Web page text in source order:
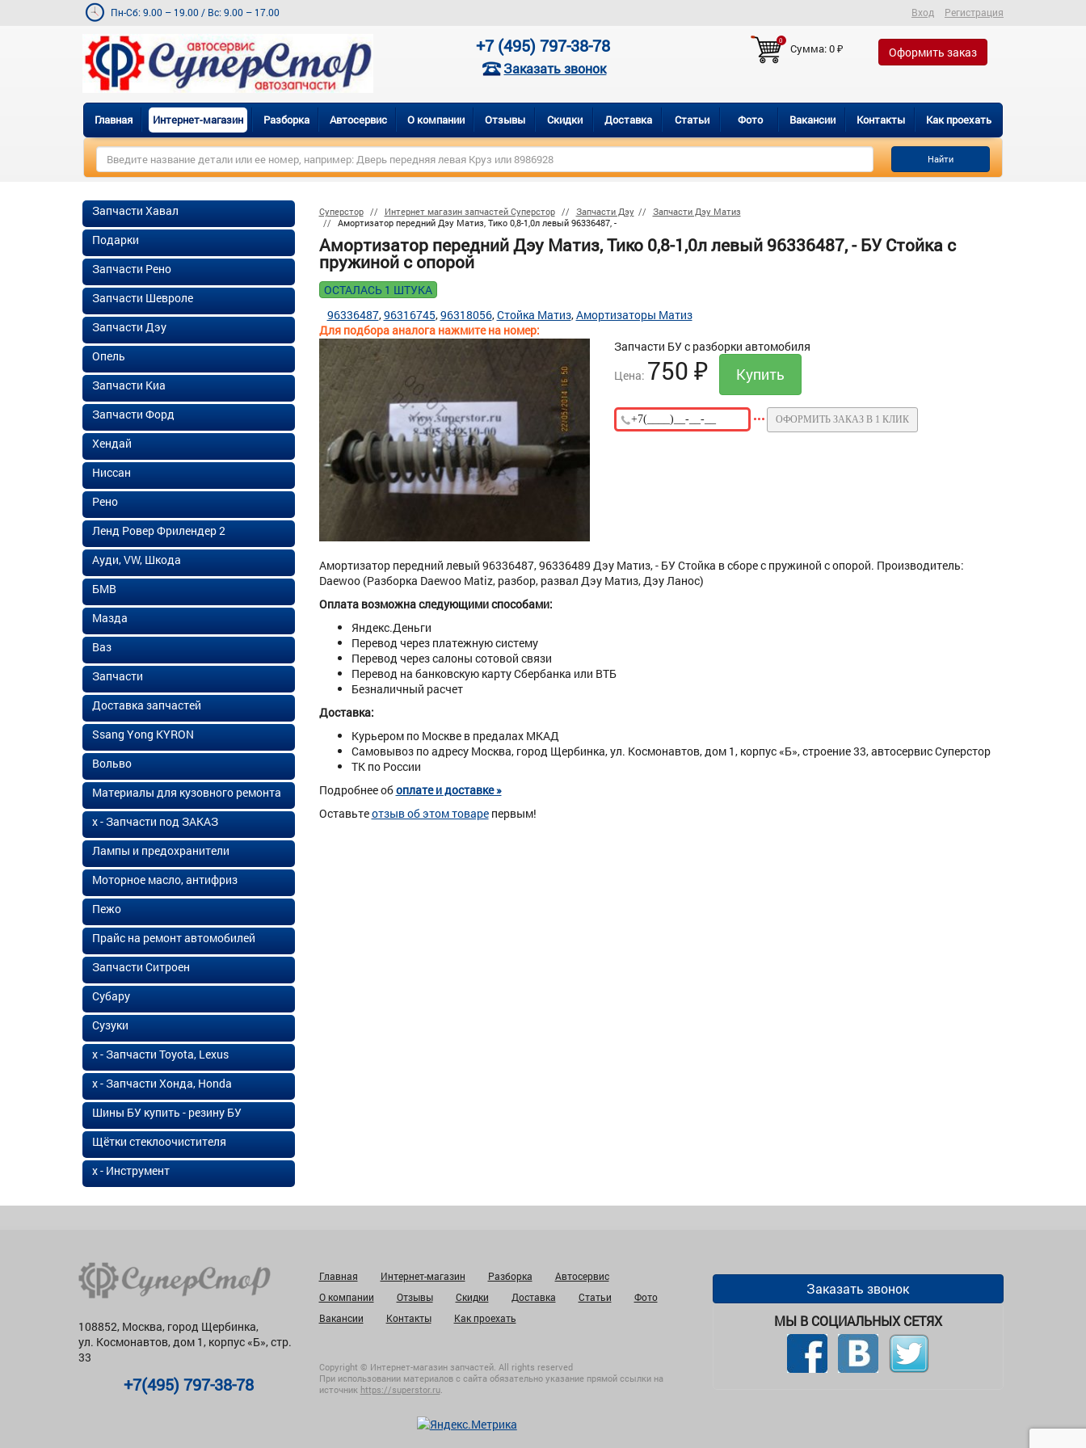
Пн-Сб: 9.00 – 19.00 / Вс: 9.00 – 17.00 Вход Регистрация
+7 (495) 797-38-78
Заказать звонок
0
Сумма:0₽ Оформить заказ
Главная Интернет-магазин Разборка Автосервис О компании Отзывы Скидки Доставка Статьи Фото Вакансии Контакты Как проехать
Найти
Суперстор Интернет магазин запчастей Суперстор Запчасти Дэу
Запчасти Дэу Матиз
Амортизатор передний Дэу Матиз, Тико 0,8-1,0л левый 96336487, -
Амортизатор передний Дэу Матиз, Тико 0,8-1,0л левый 96336487, - БУ Стойка с
пружиной с опорой
ОСТАЛАСЬ 1 ШТУКА
Для подбора аналога нажмите на номер:
96336487 96316745 96318056 Стойка Матиз Амортизаторы Матиз
Запчасти БУ с разборки автомобиля
Цена: 750₽
ОФОРМИТЬ ЗАКАЗ В 1 КЛИК
Амортизатор передний левый 96336487, 96336489 Дэу Матиз, - БУ Стойка в сборе с пружиной с опорой. Производитель:
Daewoo (Разборка Daewoo Matiz, разбор, развал Дэу Матиз, Дэу Ланос)
Оплата возможна следующими способами:
Яндекс.Деньги
Перевод через платежную систему
Перевод через салоны сотовой связи
Перевод на банковскую карту Сбербанка или ВТБ
Безналичный расчет
Доставка:
Курьером по Москве в предалах МКАД
Самовывоз по адресу Москва, город Щербинка, ул. Космонавтов, дом 1, корпус «Б», строение 33, автосервис Суперстор
ТК по России
Подробнее обоплате и доставке »
Оставьтеотзыв об этом товарепервым!
Запчасти Хавал
Подарки
Запчасти Рено
Запчасти Шевроле
Запчасти Дэу
Опель
Запчасти Киа
Запчасти Форд
Хендай
Ниссан
Рено
Ленд Ровер Фрилендер 2
Ауди, VW, Шкода
БМВ
Мазда
Ваз
Запчасти
Доставка запчастей
Ssang Yong KYRON
Вольво
Материалы для кузовного ремонта
х - Запчасти под ЗАКАЗ
Лампы и предохранители
Моторное масло, антифриз
Пежо
Прайс на ремонт автомобилей
Запчасти Ситроен
Субару
Сузуки
х - Запчасти Toyota, Lexus
х - Запчасти Хонда, Honda
Шины БУ купить - резину БУ
Щётки стеклоочистителя
х - Инструмент
108852, Москва, город Щербинка,
ул. Космонавтов, дом 1, корпус «Б», стр.
33
+7(495) 797-38-78
Главная Интернет-магазин Разборка
Автосервис
О компании
Отзывы Скидки Доставка Статьи
Фото
Вакансии
Контакты Как проехать
Copyright © Интернет-магазин запчастей. All rights reserved
При использовании материалов с сайта обязательно указание прямой ссылки на
источник https://superstor.ru.
Заказать звонок
МЫ В СОЦИАЛЬНЫХ СЕТЯХ